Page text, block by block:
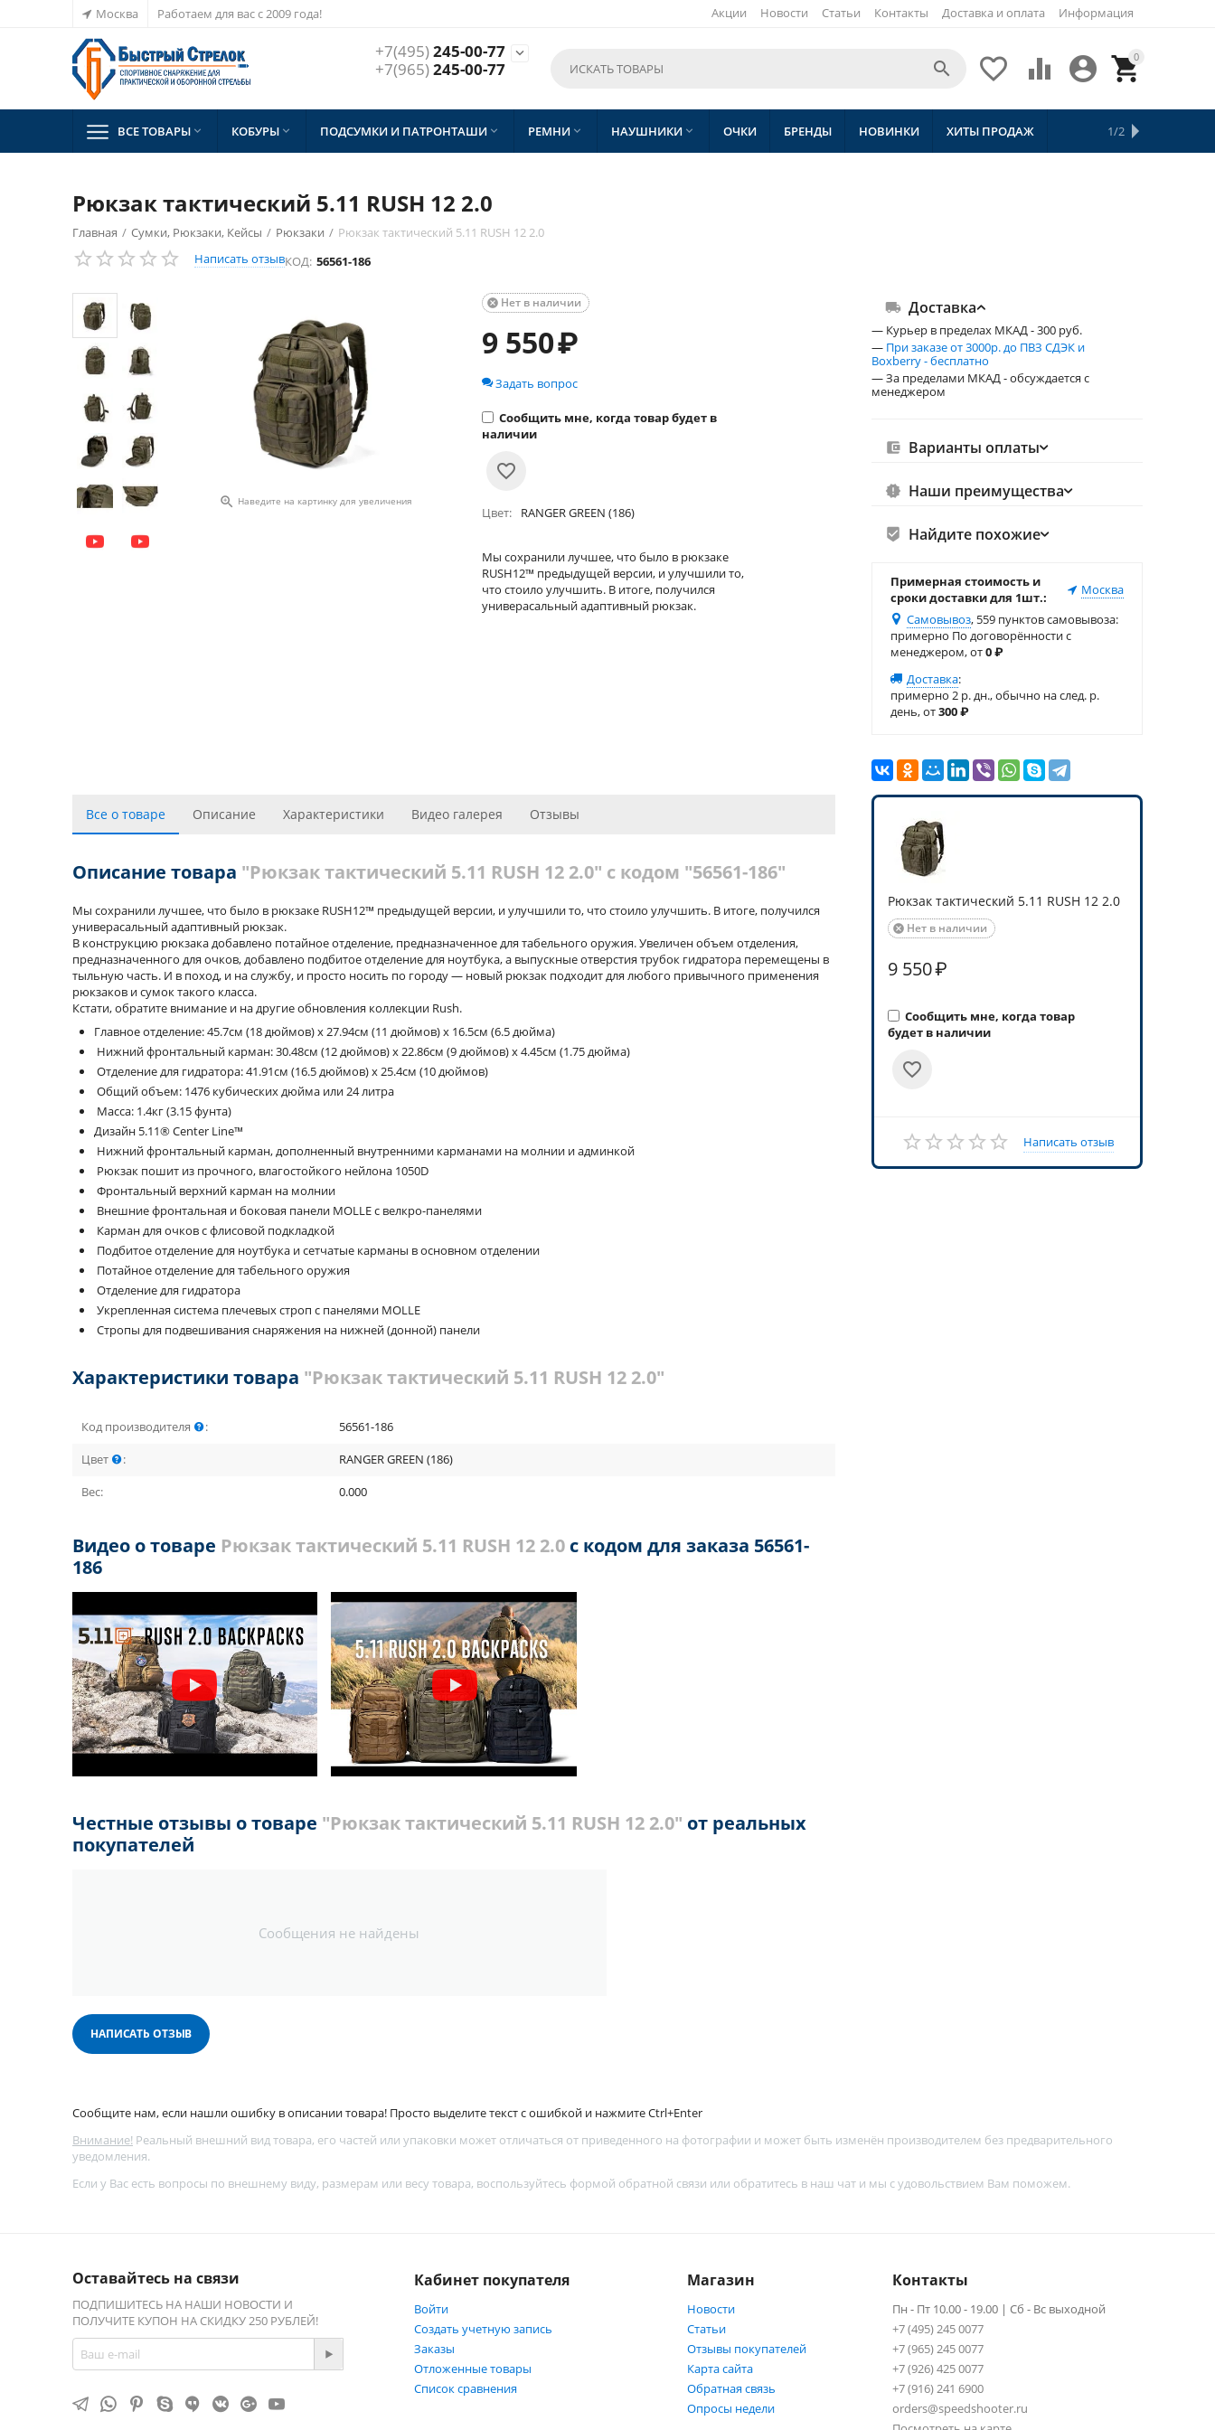
Москва Работаем для вас с 2009 года! Акции Новости Статьи Контакты Доставка и оплата Информация
+7(495)245-00-77
+7(965)245-00-77
 0


 

ВСЕ ТОВАРЫ  КОБУРЫ  ПОДСУМКИ И ПАТРОНТАШИ  РЕМНИ  НАУШНИКИ  ОЧКИ БРЕНДЫ НОВИНКИ ХИТЫ ПРОДАЖ ТОВАРЫ С БЕСПЛАТНОЙ
1/2
Рюкзак тактический 5.11 RUSH 12 2.0
Главная / Сумки, Рюкзаки, Кейсы / Рюкзаки / Рюкзак тактический 5.11 RUSH 12 2.0
Написать отзывКОД: 56561-186
 Наведите на картинку для увеличения
Нет в наличии

9 550₽
Задать вопрос
Сообщить мне, когда товар будет в
наличии
Цвет RANGER GREEN (186)
Мы сохранили лучшее, что было в рюкзаке
RUSH12™ предыдущей версии, и улучшили то,
что стоило улучшить. В итоге, получился
универасальный адаптивный рюкзак.
Доставка
— Курьер в пределах МКАД - 300 руб.
— При заказе от 3000р. до ПВЗ СДЭК и
Boxberry - бесплатно
— За пределами МКАД - обсуждается с
менеджером
Варианты оплаты
Наши преимущества
Найдите похожие
Примерная стоимость и
сроки доставки для 1шт.:
Москва
Самовывоз, 559 пунктов самовывоза:
примерно По договорённости с
менеджером, от0₽
Доставка:
примерно 2 р. дн., обычно на след. р.
день, от300₽
Рюкзак тактический 5.11 RUSH 12 2.0
Нет в наличии

9 550₽
Сообщить мне, когда товар
будет в наличии
Написать отзыв
Все о товаре Описание Характеристики Видео галерея Отзывы
Описание товара "Рюкзак тактический 5.11 RUSH 12 2.0" с кодом "56561-186"
Мы сохранили лучшее, что было в рюкзаке RUSH12™ предыдущей версии, и улучшили то, что стоило улучшить. В итоге, получился
универасальный адаптивный рюкзак.
В конструкцию рюкзака добавлено потайное отделение, предназначенное для табельного оружия. Увеличен объем отделения,
предназначенного для очков, добавлено подбитое отделение для ноутбука, а выпускные отверстия трубок гидратора перемещены в
тыльную часть. И в поход, и на службу, и просто носить по городу — новый рюкзак подходит для любого привычного применения
рюкзаков и сумок такого класса.
Кстати, обратите внимание и на другие обновления коллекции Rush.
Главное отделение: 45.7см (18 дюймов) x 27.94см (11 дюймов) x 16.5см (6.5 дюйма)
Нижний фронтальный карман: 30.48см (12 дюймов) x 22.86см (9 дюймов) x 4.45см (1.75 дюйма)
Отделение для гидратора: 41.91см (16.5 дюймов) x 25.4см (10 дюймов)
Общий объем: 1476 кубических дюйма или 24 литра
Масса: 1.4кг (3.15 фунта)
Дизайн 5.11® Center Line™
Нижний фронтальный карман, дополненный внутренними карманами на молнии и админкой
Рюкзак пошит из прочного, влагостойкого нейлона 1050D
Фронтальный верхний карман на молнии
Внешние фронтальная и боковая панели MOLLE с велкро-панелями
Карман для очков с флисовой подкладкой
Подбитое отделение для ноутбука и сетчатые карманы в основном отделении
Потайное отделение для табельного оружия
Отделение для гидратора
Укрепленная система плечевых строп с панелями MOLLE
Стропы для подвешивания снаряжения на нижней (донной) панели
Характеристики товара "Рюкзак тактический 5.11 RUSH 12 2.0"
Код производителя : 56561-186
Цвет : RANGER GREEN (186)
Вес: 0.000
Видео о товаре Рюкзак тактический 5.11 RUSH 12 2.0 с кодом для заказа 56561-
186
Честные отзывы о товаре "Рюкзак тактический 5.11 RUSH 12 2.0" от реальных
покупателей
Сообщения не найдены
НАПИСАТЬ ОТЗЫВ
Сообщите нам, если нашли ошибку в описании товара! Просто выделите текст с ошибкой и нажмите Ctrl+Enter
Внимание! Реальный внешний вид товара, его частей или упаковки может отличаться от приведенного на фотографии и может быть изменён производителем без предварительного
уведомления.
Если у Вас есть вопросы по внешнему виду, размерам или весу товара, воспользуйтесь формой обратной связи или обратитесь в наш чат и мы с удовольствием Вам поможем.
Оставайтесь на связи
ПОДПИШИТЕСЬ НА НАШИ НОВОСТИ И
ПОЛУЧИТЕ КУПОН НА СКИДКУ 250 РУБЛЕЙ!
Кабинет покупателя
Войти
Создать учетную запись
Заказы
Отложенные товары
Список сравнения
Магазин
Новости
Статьи
Отзывы покупателей
Карта сайта
Обратная связь
Опросы недели
Контакты
Пн - Пт 10.00 - 19.00 | Сб - Вс выходной
+7 (495) 245 0077
+7 (965) 245 0077
+7 (926) 425 0077
+7 (916) 241 6900
orders@speedshooter.ru